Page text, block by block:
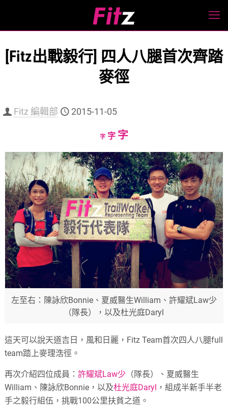
[Fitz出戰毅行] 四人八腿首次齊踏
麥徑
Fitz 編輯部 2015-11-05
字Decrease
size.
字Reset
size.
字Increase
size.
左至右：陳詠欣Bonnie、夏威醫生William、許耀斌Law少
（隊長），以及杜光庭Daryl
這天可以說天道吉日，風和日麗，Fitz Team首次四人八腿full
team踏上麥理浩徑。
再次介紹四位成員：許耀斌Law少 （隊長）、夏威醫生
William、陳詠欣Bonnie，以及杜光庭Daryl ，組成半新手半老
手之毅行組伍，挑戰100公里扶貧之道。